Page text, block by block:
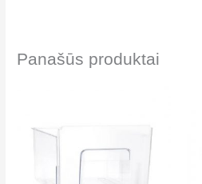
Liebherr KGTES4066 INDEX25 a 001
Liebherr KGT4046 – 24B LCD
Liebherr KGT 4066 index 25B – 001
Liebherr Kgnves 5066 INDEX25 a
Liebherr KGTES4066 – 26
Panašūs produktai